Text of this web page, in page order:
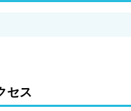
選考が可能です。
セス